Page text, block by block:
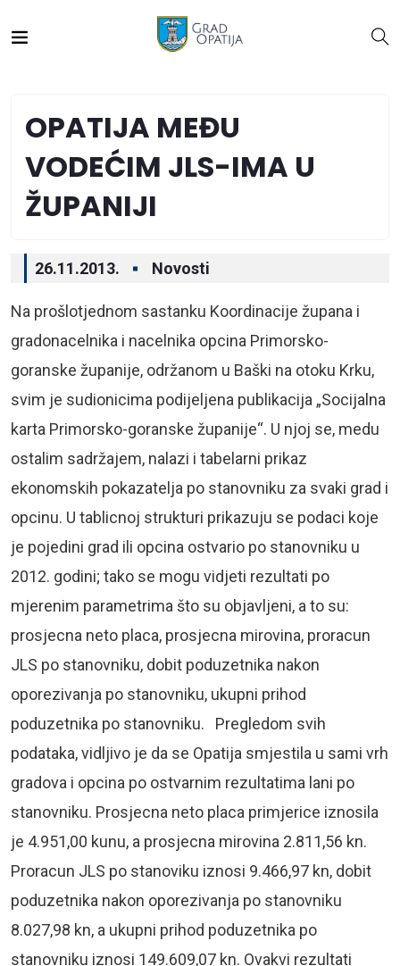
OPATIJA MEĐU
VODEĆIM JLS-IMA U
ŽUPANIJI
26.11.2013. Novosti
Na prošlotjednom sastanku Koordinacije župana i
gradonacelnika i nacelnika opcina Primorsko-
goranske županije, održanom u Baški na otoku Krku,
svim je sudionicima podijeljena publikacija „Socijalna
karta Primorsko-goranske županije“. U njoj se, medu
ostalim sadržajem, nalazi i tabelarni prikaz
ekonomskih pokazatelja po stanovniku za svaki grad i
opcinu. U tablicnoj strukturi prikazuju se podaci koje
je pojedini grad ili opcina ostvario po stanovniku u
2012. godini; tako se mogu vidjeti rezultati po
mjerenim parametrima što su objavljeni, a to su:
prosjecna neto placa, prosjecna mirovina, proracun
JLS po stanovniku, dobit poduzetnika nakon
oporezivanja po stanovniku, ukupni prihod
poduzetnika po stanovniku. Pregledom svih
podataka, vidljivo je da se Opatija smjestila u sami vrh
gradova i opcina po ostvarnim rezultatima lani po
stanovniku. Prosjecna neto placa primjerice iznosila
je 4.951,00 kunu, a prosjecna mirovina 2.811,56 kn.
Proracun JLS po stanoviku iznosi 9.466,97 kn, dobit
poduzetnika nakon oporezivanja po stanovniku
8.027,98 kn, a ukupni prihod poduzetnika po
stanovniku iznosi 149.609,07 kn. Ovakvi rezultati